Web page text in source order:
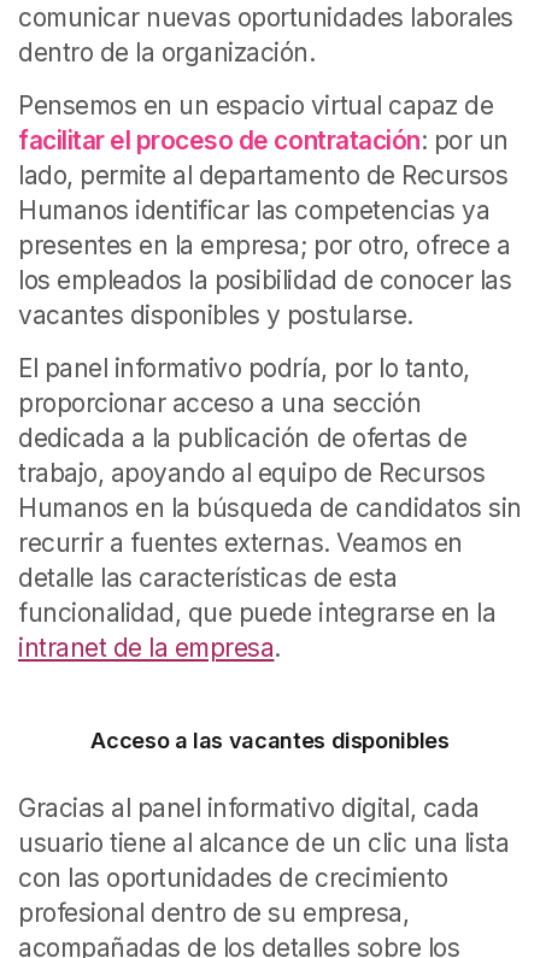
comunicar nuevas oportunidades laborales
dentro de la organización.
Pensemos en un espacio virtual capaz de
facilitar el proceso de contratación: por un
lado, permite al departamento de Recursos
Humanos identificar las competencias ya
presentes en la empresa; por otro, ofrece a
los empleados la posibilidad de conocer las
vacantes disponibles y postularse.
El panel informativo podría, por lo tanto,
proporcionar acceso a una sección
dedicada a la publicación de ofertas de
trabajo, apoyando al equipo de Recursos
Humanos en la búsqueda de candidatos sin
recurrir a fuentes externas. Veamos en
detalle las características de esta
funcionalidad, que puede integrarse en la
intranet de la empresa.
Acceso a las vacantes disponibles
Gracias al panel informativo digital, cada
usuario tiene al alcance de un clic una lista
con las oportunidades de crecimiento
profesional dentro de su empresa,
acompañadas de los detalles sobre los